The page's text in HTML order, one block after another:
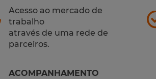
Acesso ao mercado de
trabalho
através de uma rede de
parceiros.
ACOMPANHAMENTO